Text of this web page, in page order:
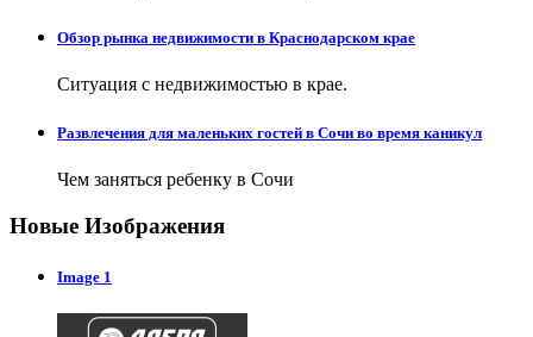
Обзор рынка недвижимости в Краснодарском крае
Ситуация с недвижимостью в крае.
Развлечения для маленьких гостей в Сочи во время каникул
Чем заняться ребенку в Сочи
Новые Изображения
Image 1